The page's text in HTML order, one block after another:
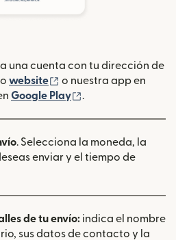
una cuenta con tu dirección de
website (se abre en una
o nuestra app en
abre en una ventana nueva)
Google Play .
. Selecciona la moneda, la
enviar y el tiempo de
de tu envío: indica el nombre
sus datos de contacto y la